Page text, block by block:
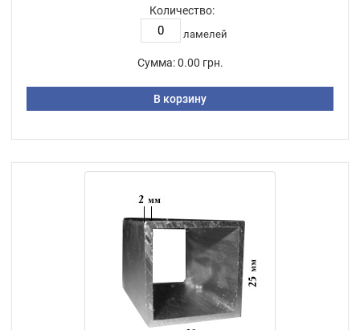
Количество:
ламелей
Сумма: 0.00 грн.
В корзину